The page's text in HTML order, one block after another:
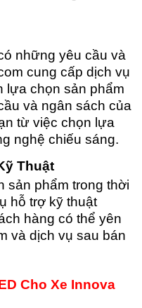
những yêu cầu và
cung cấp dịch vụ
lựa chọn sản phẩm
và ngân sách của
từ việc chọn lựa
nghệ chiếu sáng.
Thuật
sản phẩm trong thời
hỗ trợ kỹ thuật
hàng có thể yên
và dịch vụ sau bán
Cho Xe Innova